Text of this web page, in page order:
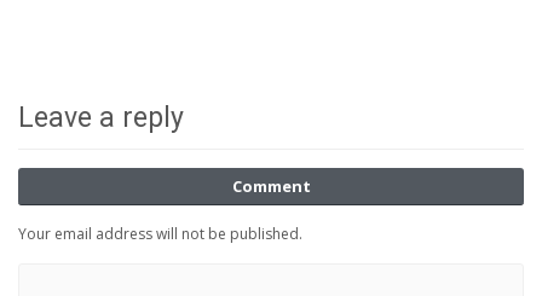
Leave a reply
Comment
Your email address will not be published.